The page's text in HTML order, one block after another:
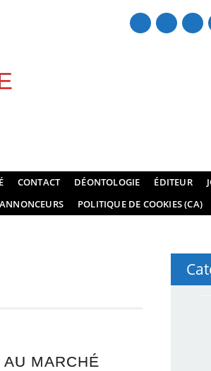
CONTACT DÉONTOLOGIE ÉDITEUR
POLITIQUE DE COOKIES (CA)
MARCHÉ